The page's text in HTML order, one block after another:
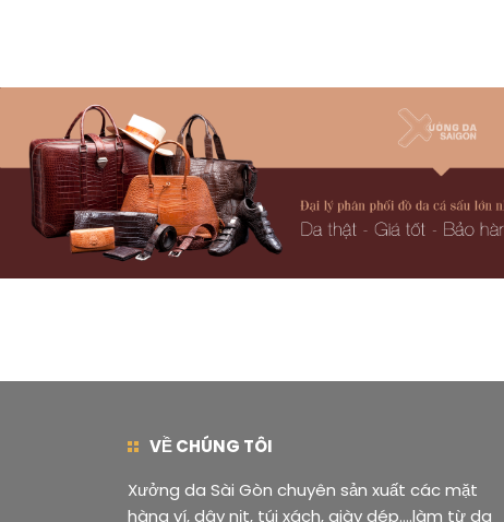
VỀ CHÚNG TÔI
Xưởng da Sài Gòn chuyên sản xuất các mặt
hàng ví, dây nịt, túi xách, giày dép....làm từ da